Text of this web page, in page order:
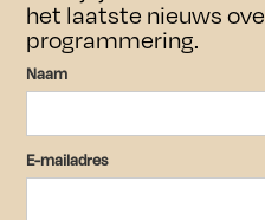
het laatste nieuws
programmering.
Naam
E-mailadres
Over ons